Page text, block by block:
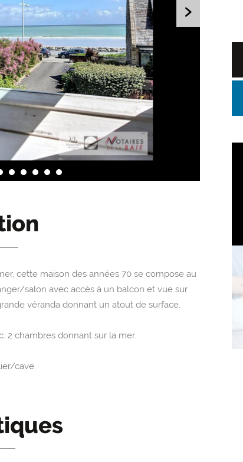
cette maison des années 70 se compose au
salon avec accès à un balcon et vue sur
véranda donnant un atout de surface,
2 chambres donnant sur la mer.
cave.